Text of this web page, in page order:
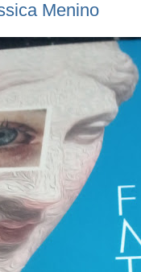
Menino